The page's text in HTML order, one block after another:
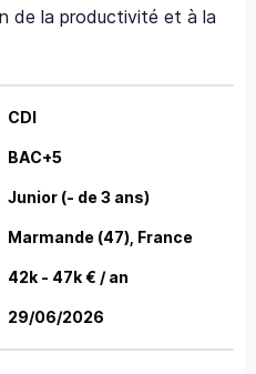
de la productivité et à la
CDI
BAC+5
Junior (- de 3 ans)
Marmande (47), France
42k - 47k € / an
29/06/2026